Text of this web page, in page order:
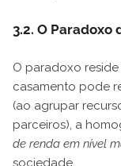
3.2. O Paradoxo
O paradoxo
casamento pode
(ao agrupar
parceiros), a
de renda em nível
sociedade.